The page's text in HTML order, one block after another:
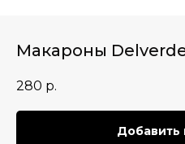
Макароны
280 р.
Добавить